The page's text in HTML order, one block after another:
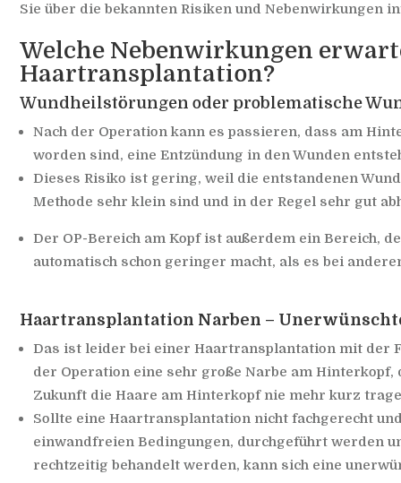
Sie über die bekannten Risiken und Nebenwirkungen
Welche Nebenwirkungen
Haartransplantation?
Wundheilstörungen oder problematische
Nach der Operation kann es passieren, dass am
worden sind, eine Entzündung in den Wunden
Dieses Risiko ist gering, weil die entstandenen
Methode sehr klein sind und in der Regel sehr gut
Der OP-Bereich am Kopf ist außerdem ein Bereich,
automatisch schon geringer macht, als es bei
Haartransplantation Narben –
Das ist leider bei einer Haartransplantation mit der
der Operation eine sehr große Narbe am
Zukunft die Haare am Hinterkopf nie mehr kurz
Sollte eine Haartransplantation nicht fachgerecht
einwandfreien Bedingungen, durchgeführt werden
rechtzeitig behandelt werden, kann sich eine